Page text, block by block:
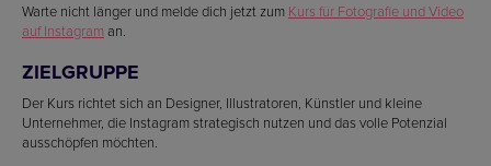
Warte nicht länger und melde dich jetzt zum Kurs für Fotografie und Video
auf Instagram an.
ZIELGRUPPE
Der Kurs richtet sich an Designer, Illustratoren, Künstler und kleine
Unternehmer, die Instagram strategisch nutzen und das volle Potenzial
ausschöpfen möchten.